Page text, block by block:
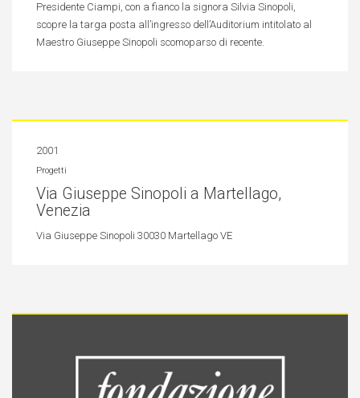
Presidente Ciampi, con a fianco la signora Silvia Sinopoli,
scopre la targa posta all’ingresso dell’Auditorium intitolato al
Maestro Giuseppe Sinopoli scomoparso di recente.
2001
Progetti
Via Giuseppe Sinopoli a Martellago,
Venezia
Via Giuseppe Sinopoli 30030 Martellago VE